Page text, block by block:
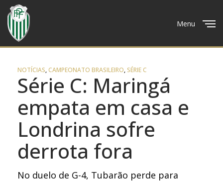
Menu
NOTÍCIAS,CAMPEONATO BRASILEIRO, SÉRIE C
Série C: Maringá
empata em casa e
Londrina sofre
derrota fora
No duelo de G-4, Tubarão perde para